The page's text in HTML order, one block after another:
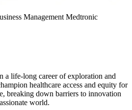
Management Medtronic
a life-long career of exploration and
healthcare access and equity for
breaking down barriers to innovation
world.